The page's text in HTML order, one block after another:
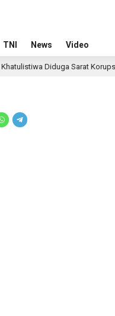
TNI News Video
Diduga Sarat Korupsi